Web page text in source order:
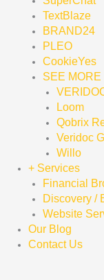
TextBlaze
BRAND24
PLEO
CookieYes
SEE MORE
Loom
Qobrix
Veridoc
Willo
+ Services
Financial
Discovery /
Website
Our Blog
Contact Us